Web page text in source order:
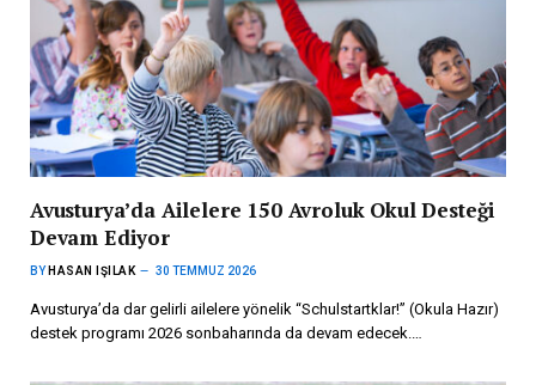
Avusturya’da Ailelere 150 Avroluk Okul Desteği
Devam Ediyor
BY HASAN IŞILAK 30 TEMMUZ 2026
Avusturya’da dar gelirli ailelere yönelik “Schulstartklar!” (Okula Hazır)
destek programı 2026 sonbaharında da devam edecek.…